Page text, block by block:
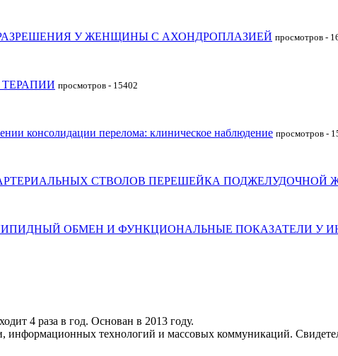
У ЖЕНЩИНЫ С АХОНДРОПЛАЗИЕЙ просмотров -
просмотров - 15402
консолидации перелома: клиническое наблюдение просмотров -
СТВОЛОВ ПЕРЕШЕЙКА ПОДЖЕЛУДОЧНОЙ
ОБМЕН И ФУНКЦИОНАЛЬНЫЕ ПОКАЗАТЕЛИ У
4 раза в год. Основан в 2013 году.
информационных технологий и массовых коммуникаций.